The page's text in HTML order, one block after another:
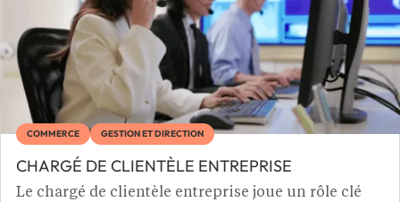
COMMERCE GESTION ET DIRECTION
CHARGÉ DE CLIENTÈLE ENTREPRISE
Le chargé de clientèle entreprise joue un rôle clé